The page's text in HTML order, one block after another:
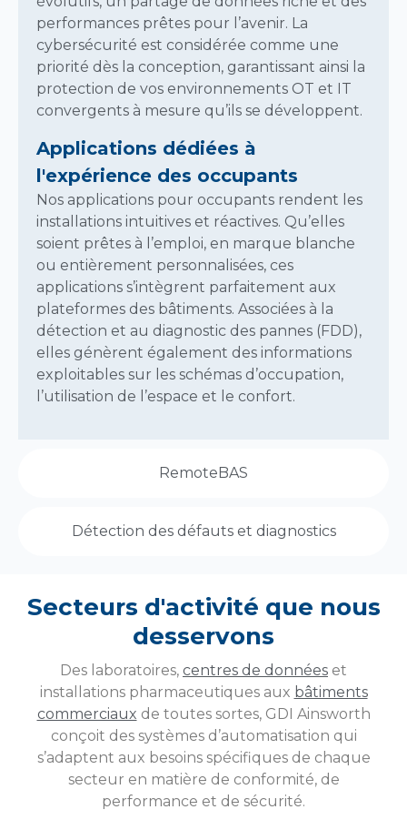
RemoteBAS
Détection des défauts et diagnostics
performances prêtes pour l’avenir. La
cybersécurité est considérée comme une
priorité dès la conception, garantissant ainsi la
protection de vos environnements OT et IT
convergents à mesure qu’ils se développent.
Applications dédiées à
l'expérience des occupants
Nos applications pour occupants rendent les
installations intuitives et réactives. Qu’elles
soient prêtes à l’emploi, en marque blanche
ou entièrement personnalisées, ces
applications s’intègrent parfaitement aux
plateformes des bâtiments. Associées à la
détection et au diagnostic des pannes (FDD),
elles génèrent également des informations
exploitables sur les schémas d’occupation,
l’utilisation de l’espace et le confort.
Secteurs d'activité que nous
desservons
Des laboratoires, centres de données et
installations pharmaceutiques aux bâtiments
commerciaux de toutes sortes, GDI Ainsworth
conçoit des systèmes d’automatisation qui
s’adaptent aux besoins spécifiques de chaque
secteur en matière de conformité, de
performance et de sécurité.